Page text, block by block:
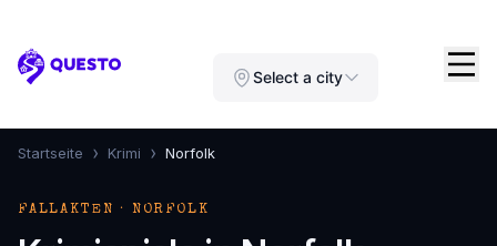
Questo Select a city
Startseite › Krimi › Norfolk
FALLAKTEN · NORFOLK